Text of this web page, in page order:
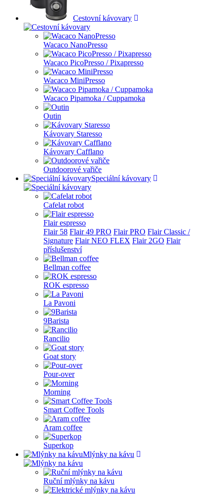
Cestovní kávovary
Wacaco NanoPresso
Wacaco PicoPresso / Pixapresso
Wacaco MiniPresso
Wacaco Pipamoka / Cuppamoka
Outin
Kávovary Staresso
Kávovary Cafflano
Outdoorové vařiče
Speciální kávovary
Cafelat robot
Flair espresso
Flair 58 Flair 49 PRO Flair PRO Flair Classic /
Signature Flair NEO FLEX Flair 2GO Flair
příslušenství
Bellman coffee
ROK espresso
La Pavoni
9Barista
Rancilio
Goat story
Pour-over
Morning
Smart Coffee Tools
Aram coffee
Superkop
Mlýnky na kávu
Ruční mlýnky na kávu